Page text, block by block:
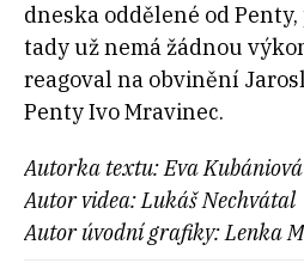
dneska oddělené od
tady už nemá žádnou
reagoval na obvinění
Penty Ivo Mravinec.
Autorka textu: Eva Kubániová
Autor videa: Lukáš Nechvátal
Autor úvodní grafiky: Lenka